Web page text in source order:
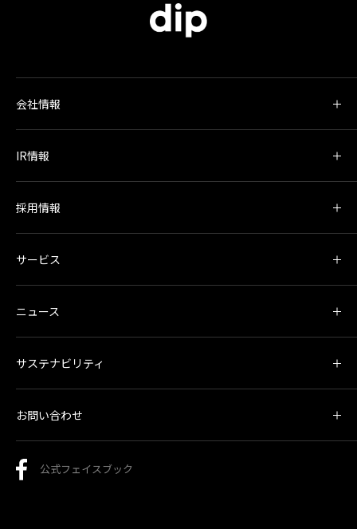
会社情報
IR情報
採用情報
サービス
ニュース
サステナビリティ
お問い合わせ
公式フェイスブック